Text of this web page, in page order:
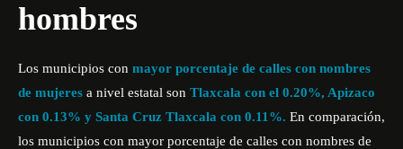
hombres
Los municipios con mayor porcentaje de calles con nombres
de mujeres a nivel estatal son Tlaxcala con el 0.20%, Apizaco
con 0.13% y Santa Cruz Tlaxcala con 0.11%. En comparación,
los municipios con mayor porcentaje de calles con nombres de